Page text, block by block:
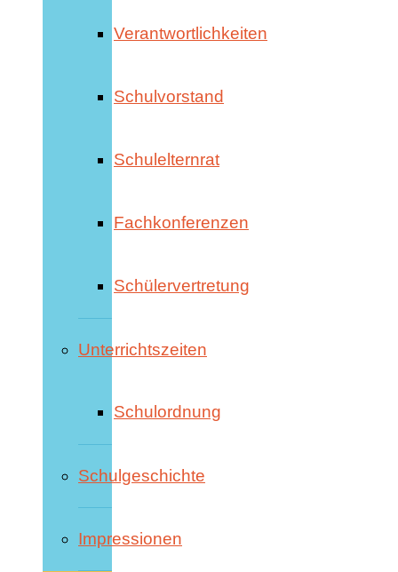
Verantwortlichkeiten
Schulvorstand
Schulelternrat
Fachkonferenzen
Schülervertretung
Unterrichtszeiten
Schulordnung
Schulgeschichte
Impressionen